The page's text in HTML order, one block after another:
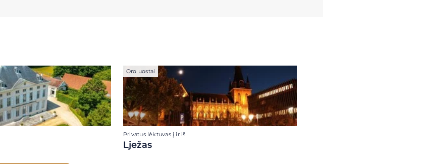
Oro uostai
Privatus lėktuvas į ir iš
Lježas